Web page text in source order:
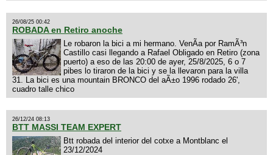
26/08/25 00:42
ROBADA en Retiro anoche
Le robaron la bici a mi hermano. VenÃ­a por RamÃ³n
Castillo casi llegando a Rafael Obligado en Retiro (zona
puerto) a eso de las 20:00 de ayer, 25/8/2025, 6 o 7
pibes lo tiraron de la bici y se la llevaron para la villa
31. La bici es una mountain BRONCO del aÃ±o 1996 rodado 26',
cuadro talle chico
26/12/24 08:13
BTT MASSI TEAM EXPERT
Btt robada del interior del cotxe a Montblanc el
23/12/2024